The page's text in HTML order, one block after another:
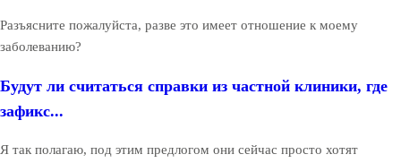
Разъясните пожалуйста, разве это имеет отношение к моему
заболеванию?
Будут ли считаться справки из частной клиники, где
зафикс...
Я так полагаю, под этим предлогом они сейчас просто хотят